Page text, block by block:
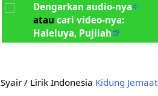
Dengarkan audio-nya
atau cari video-nya:
Haleluya, Pujilah
Syair / Lirik Indonesia Kidung Jemaat